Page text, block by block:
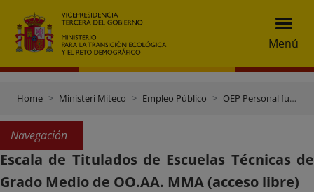
Menú
Home Ministeri Miteco Empleo Público OEP Personal funcionario
Navegación
Escala de Titulados de Escuelas Técnicas de
Grado Medio de OO.AA. MMA (acceso libre)